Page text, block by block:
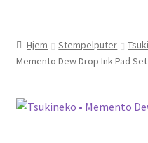
Min konto
NYHETER
Hjem Stempelputer
Memento Dew Drop Ink Pad